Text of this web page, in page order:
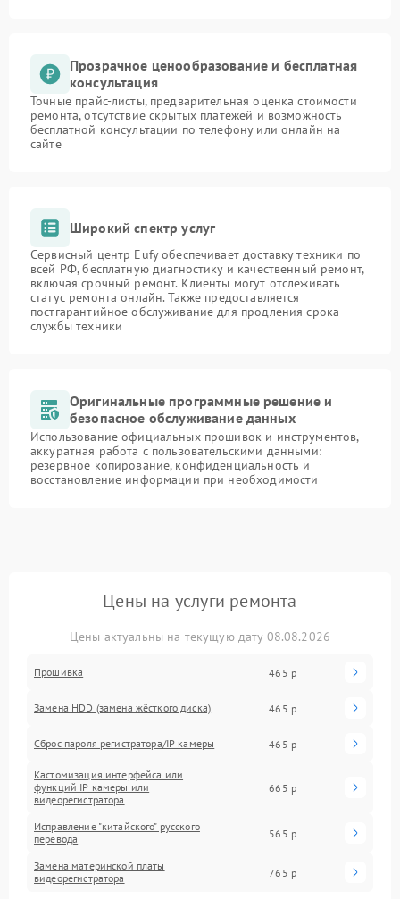
Прозрачное ценообразование и бесплатная
консультация
Точные прайс-листы, предварительная оценка стоимости
ремонта, отсутствие скрытых платежей и возможность
бесплатной консультации по телефону или онлайн на
сайте
Широкий спектр услуг
Сервисный центр Eufy обеспечивает доставку техники по
всей РФ, бесплатную диагностику и качественный ремонт,
включая срочный ремонт. Клиенты могут отслеживать
статус ремонта онлайн. Также предоставляется
постгарантийное обслуживание для продления срока
службы техники
Оригинальные программные решение и
безопасное обслуживание данных
Использование официальных прошивок и инструментов,
аккуратная работа с пользовательскими данными:
резервное копирование, конфиденциальность и
восстановление информации при необходимости
Цены на услуги ремонта
Цены актуальны на текущую дату 08.08.2026
Прошивка 465 р
Замена HDD (замена жёсткого диска) 465 р
Сброс пароля регистратора/IP камеры 465 р
Кастомизация интерфейса или
функций IP камеры или
видеорегистратора
665 р
Исправление "китайского" русского
перевода
565 р
Замена материнской платы
видеорегистратора
765 р